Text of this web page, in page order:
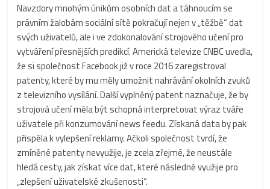
Navzdory mnohým únikům osobních dat a táhnoucím se
právním žalobám sociální sítě pokračují nejen v „těžbě“ dat
svých uživatelů, ale i ve zdokonalování strojového učení pro
vytváření přesnějších predikcí. Americká televize CNBC uvedla,
že si společnost Facebook již v roce 2016 zaregistroval
patenty, které by mu měly umožnit nahrávání okolních zvuků
z televizního vysílání. Další vyplněný patent naznačuje, že by
strojová učení měla být schopná interpretovat výraz tváře
uživatele při konzumování news feedu. Získaná data by pak
přispěla k vylepšení reklamy. Ačkoli společnost tvrdí, že
zmíněné patenty nevyužije, je zcela zřejmé, že neustále
hledá cesty, jak získat více dat, které následně využije pro
„zlepšení uživatelské zkušenosti“.